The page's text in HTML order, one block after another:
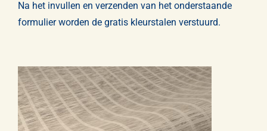
Na het invullen en verzenden van het onderstaande
formulier worden de gratis kleurstalen verstuurd.